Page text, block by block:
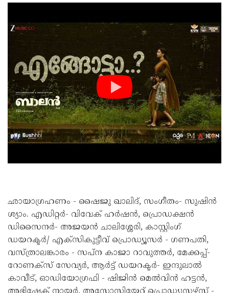
ഛായാഗ്രഹണം - ഷൈജു ഖാലിദ്, സംഗീതം- സുഷിൻ
ശ്യാം. എഡിറ്റർ- വിവേക് ഹർഷൻ, പ്രൊഡക്ഷൻ
ഡിസൈനർ- അജയൻ ചാലിശ്ശേരി, കാസ്റ്റിംഗ്
ഡയറക്ടർ/ എക്സികുട്ടീവ് പ്രൊഡ്യൂസർ - ഗണപതി,
വസ്ത്രാലങ്കാരം - സപ്ന കാജാ റാവുത്തർ, മേക്കപ്പ്-
റോണക്സ് സേവ്യർ, ആർട്ട് ഡയറക്ടർ- ഇന്ദുലാൽ
കാവീട്, ഓഡിയോഗ്രഫി - ഷിജിൻ മെൽവിൻ ഹട്ടൻ,